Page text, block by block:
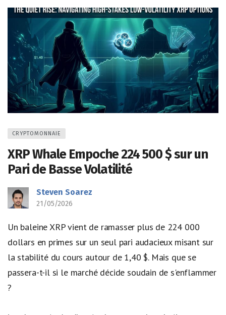
CRYPTOMONNAIE
XRP Whale Empoche 224 500 $ sur un
Pari de Basse Volatilité
Steven Soarez
21/05/2026
Un baleine XRP vient de ramasser plus de 224 000
dollars en primes sur un seul pari audacieux misant sur
la stabilité du cours autour de 1,40 $. Mais que se
passera-t-il si le marché décide soudain de s'enflammer
?